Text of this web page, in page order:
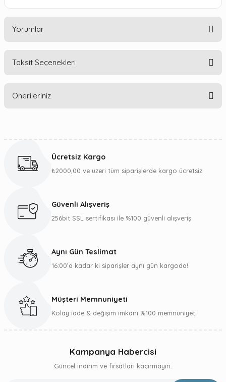
Yorumlar
Taksit Seçenekleri
Önerileriniz
Görüş ve önerileriniz için teşekkür ederiz.
Ürün bilgilerinde hatalar bulunuyor.
Gönder
Ücretsiz Kargo
₺2000,00 ve üzeri tüm siparişlerde kargo ücretsiz
Güvenli Alışveriş
256bit SSL sertifikası ile %100 güvenli alışveriş
Aynı Gün Teslimat
16:00’a kadar ki siparişler aynı gün kargoda!
Müşteri Memnuniyeti
Kolay iade & değişim imkanı %100 memnuniyet
Kampanya Habercisi
Güncel indirim ve fırsatları kaçırmayın.